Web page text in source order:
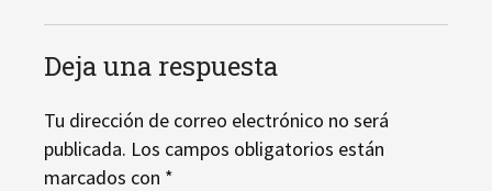
Deja una respuesta
Tu dirección de correo electrónico no será
publicada. Los campos obligatorios están
marcados con *